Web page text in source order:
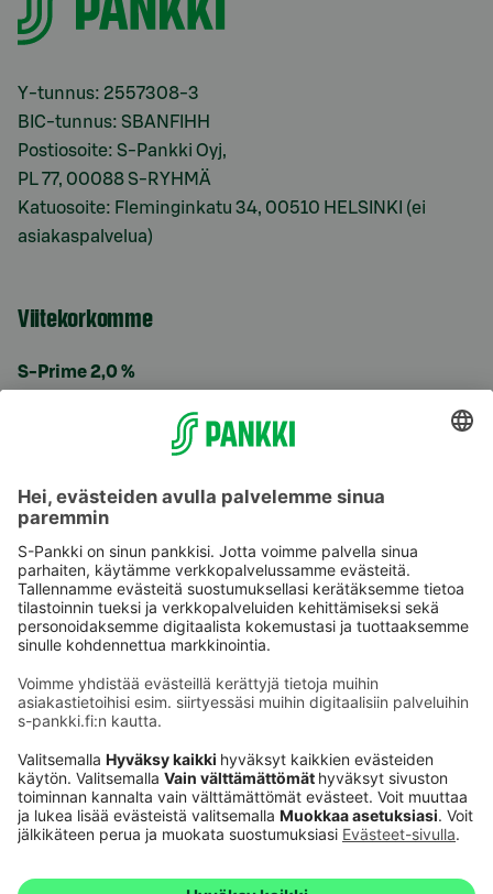
Y-tunnus: 2557308-3
BIC-tunnus: SBANFIHH
Postiosoite: S-Pankki Oyj,
PL 77, 00088 S-RYHMÄ
Katuosoite: Fleminginkatu 34, 00510 HELSINKI (ei
asiakaspalvelua)
Viitekorkomme
S-Prime 2,0 %
Käyttöehdot
Saavutettavuusseloste
Evästeet
Verkkopalvelujen käytön edellytykset